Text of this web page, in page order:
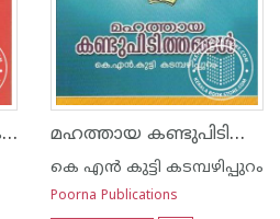
ശരീര ശാസ്ത്രം കുട്ടികള്‍ക്ക് മഹത്തായ കണ്ടുപിടിത്തങ്ങള്‍
കെ എ‌ന്‍ കുട്ടി കടമ്പഴിപ്പുറം
Poorna Publications